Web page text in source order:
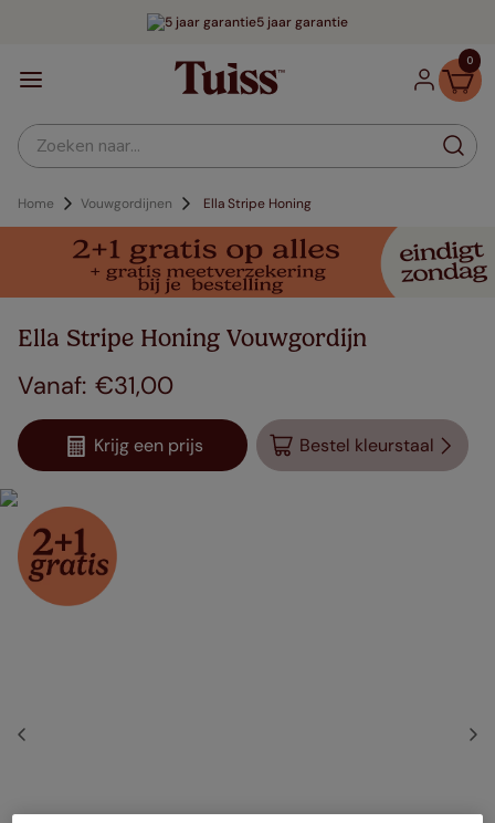
5 jaar garantie
0
Zoeken naar...
Home Vouwgordijnen Ella Stripe Honing
Ella Stripe Honing Vouwgordijn
€31,00
Krijg een prijs Bestel kleurstaal